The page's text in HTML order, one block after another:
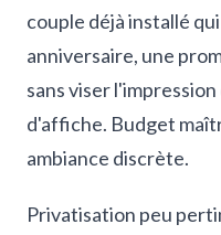
couple déjà installé
anniversaire, une
sans viser
d'affiche. Budget
ambiance discrète.
Privatisation peu